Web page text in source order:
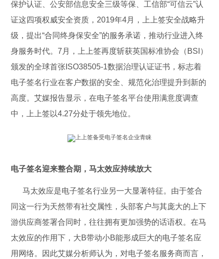
保护认证、公安部信息安全三级等保、工信部“可信云”认
证这四项权威安全资质，2019年4月，上上签安全战略升
级，提出“合同终身保安全”的服务承诺，推动行业进入终
身服务时代。7月，上上签再度斩获英国标准协会（BSI）
颁发的全球首张ISO38505-1数据治理认证证书，标志着
电子签名行业在客户数据的安全、规范化治理提升到新的
高度。艾媒报告显示，在电子签名平台使用满意度调查
中，上上签以4.27分处于领先地位。
电子签名迎来整合期，马太效应持续放大
马太效应是电子签名行业另一大显著特征。由于签合
同这一行为天然带有社交属性，头部客户与其庞大的上下
游供应商签署合同时，往往拥有更加强势的话语权。在马
太效应的作用下，大B带动小B能形成巨大的电子签名应
用网络。因此艾媒分析师认为，对电子签名服务商而言，